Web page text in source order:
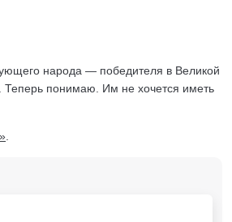
народа — победителя в Великой
Теперь понимаю. Им не хочется иметь